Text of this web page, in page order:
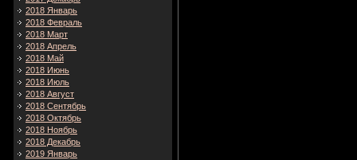
2018 Январь
2018 Февраль
2018 Март
2018 Апрель
2018 Май
2018 Июнь
2018 Июль
2018 Август
2018 Сентябрь
2018 Октябрь
2018 Ноябрь
2018 Декабрь
2019 Январь